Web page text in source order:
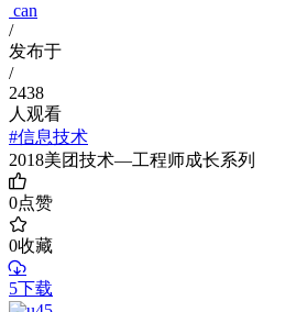
can
/
发布于
/
2438
人观看
#信息技术
2018美团技术—工程师成长系列
0点赞
0收藏
5下载